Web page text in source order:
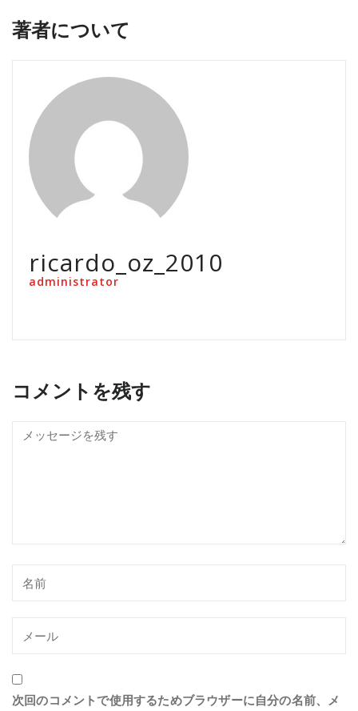
著者について
ricardo_oz_2010
administrator
コメントを残す
次回のコメントで使用するためブラウザーに自分の名前、メ